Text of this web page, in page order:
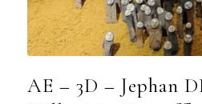
AE – 3D – Jephan